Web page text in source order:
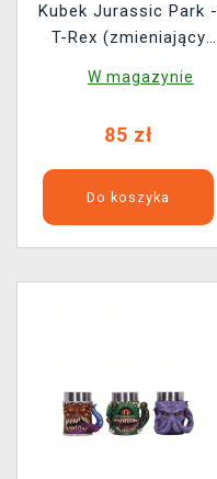
Kubek Jurassic Park -
T-Rex (zmieniający
W magazynie
85 zł
Do koszyka